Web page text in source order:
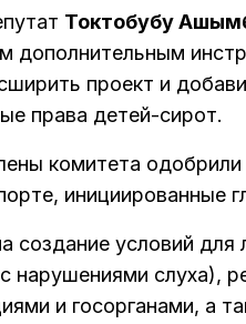
Токтобубу
дополнительным
проект и
права детей-сирот.
комитета одобрили
инициированные
создание условий
нарушениями слуха),
и госорганами, а